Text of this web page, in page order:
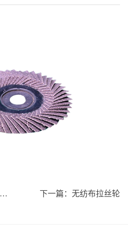
下一篇： 无纺布拉丝轮